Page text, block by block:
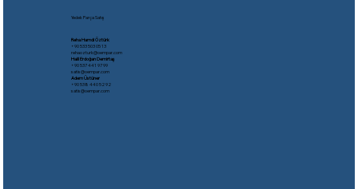
Yedek Parça Satış
Reha Hamdi Öztürk
​+90 533 503 05 13
rehaozturk@oempar.com
Halil Erdoğan Demirtaş
+90 537 441 97 99
satis@oempar.com
Adem Üstüner
+90 538 440 52 92
satis@oempar.com